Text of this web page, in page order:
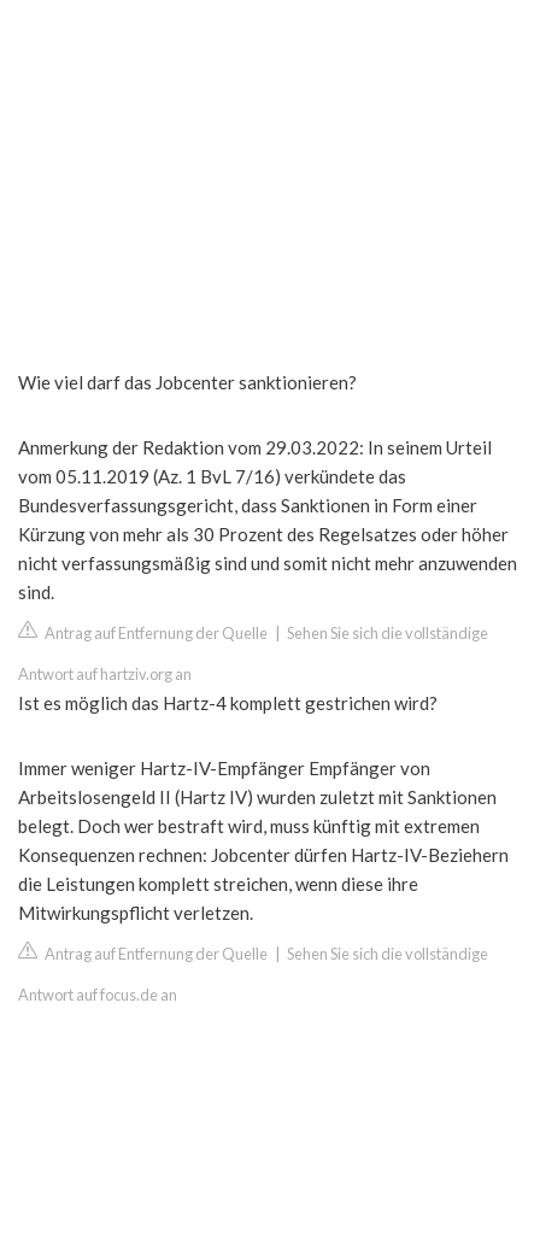
Wie viel darf das Jobcenter sanktionieren?
Anmerkung der Redaktion vom 29.03.2022: In seinem Urteil
vom 05.11.2019 (Az. 1 BvL 7/16) verkündete das
Bundesverfassungsgericht, dass Sanktionen in Form einer
Kürzung von mehr als 30 Prozent des Regelsatzes oder höher
nicht verfassungsmäßig sind und somit nicht mehr anzuwenden
sind.
Antrag auf Entfernung der Quelle Sehen Sie sich die vollständige
Antwort auf hartziv.org an
Ist es möglich das Hartz-4 komplett gestrichen wird?
Immer weniger Hartz-IV-Empfänger Empfänger von
Arbeitslosengeld II (Hartz IV) wurden zuletzt mit Sanktionen
belegt. Doch wer bestraft wird, muss künftig mit extremen
Konsequenzen rechnen: Jobcenter dürfen Hartz-IV-Beziehern
die Leistungen komplett streichen, wenn diese ihre
Mitwirkungspflicht verletzen.
Antrag auf Entfernung der Quelle Sehen Sie sich die vollständige
Antwort auf focus.de an